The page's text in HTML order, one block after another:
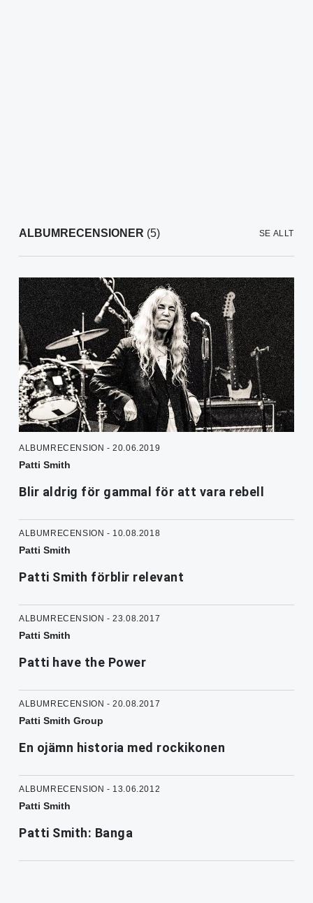
ALBUMRECENSIONER (5) SE ALLT
ALBUMRECENSION - 20.06.2019
Patti Smith
Blir aldrig för gammal för att vara rebell
ALBUMRECENSION - 10.08.2018
Patti Smith
Patti Smith förblir relevant
ALBUMRECENSION - 23.08.2017
Patti Smith
Patti have the Power
ALBUMRECENSION - 20.08.2017
Patti Smith Group
En ojämn historia med rockikonen
ALBUMRECENSION - 13.06.2012
Patti Smith
Patti Smith: Banga